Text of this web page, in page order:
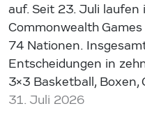
auf. Seit 23. Juli laufen
Commonwealth
74 Nationen.
Entscheidungen in
3×3 Basketball, Boxen,
31. Juli 2026